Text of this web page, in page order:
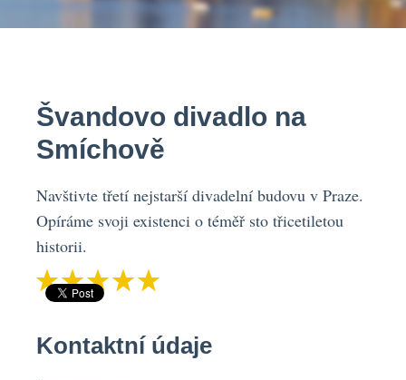
Švandovo divadlo na
Smíchově
Navštivte třetí nejstarší divadelní budovu v Praze.
Opíráme svoji existenci o téměř sto třicetiletou
historii.
Kontaktní údaje